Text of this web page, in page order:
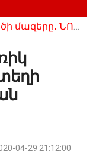
04-29 21:12:00